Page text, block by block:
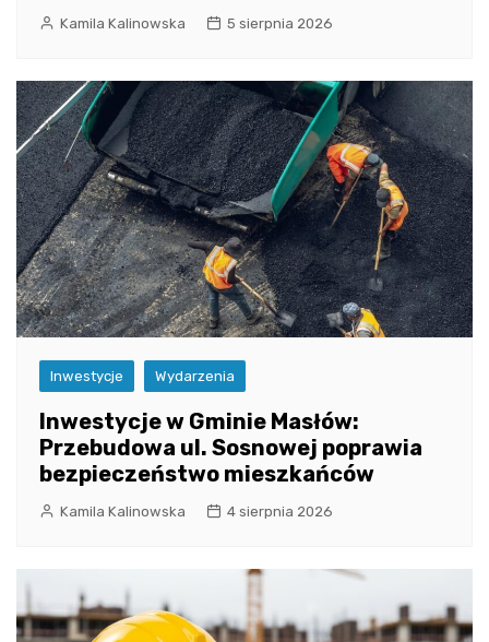
Kamila Kalinowska 5 sierpnia 2026
Inwestycje Wydarzenia
Inwestycje w Gminie Masłów:
Przebudowa ul. Sosnowej poprawia
bezpieczeństwo mieszkańców
Kamila Kalinowska 4 sierpnia 2026